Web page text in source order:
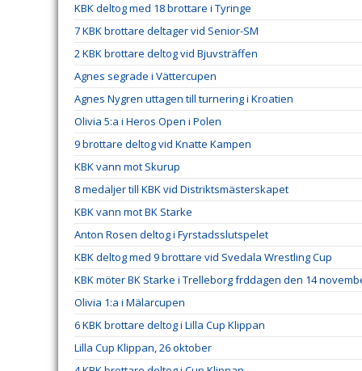
KBK deltog med 18 brottare i Tyringe
7 KBK brottare deltager vid Senior-SM
2 KBK brottare deltog vid Bjuvsträffen
Agnes segrade i Vättercupen
Agnes Nygren uttagen till turnering i Kroatien
Olivia 5:a i Heros Open i Polen
9 brottare deltog vid Knatte Kampen
KBK vann mot Skurup
8 medaljer till KBK vid Distriktsmästerskapet
KBK vann mot BK Starke
Anton Rosen deltog i Fyrstadsslutspelet
KBK deltog med 9 brottare vid Svedala Wrestling Cup
KBK möter BK Starke i Trelleborg frddagen den 14
Olivia 1:a i Mälarcupen
6 KBK brottare deltog i Lilla Cup Klippan
Lilla Cup Klippan, 26 oktober